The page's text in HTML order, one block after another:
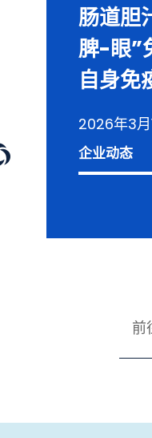
WeChat
肠道胆
脾-眼”
自身免
企业动态
2026年3月